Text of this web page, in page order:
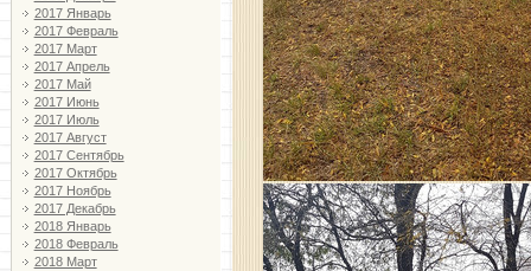
2017 Январь
2017 Февраль
2017 Март
2017 Апрель
2017 Май
2017 Июнь
2017 Июль
2017 Август
2017 Сентябрь
2017 Октябрь
2017 Ноябрь
2017 Декабрь
2018 Январь
2018 Февраль
2018 Март